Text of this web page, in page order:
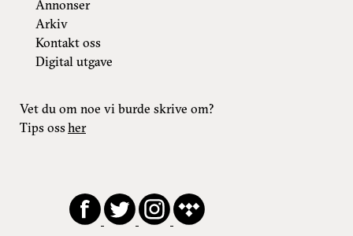
Annonser
Arkiv
Kontakt oss
Digital utgave
Vet du om noe vi burde skrive om?
Tips ossher